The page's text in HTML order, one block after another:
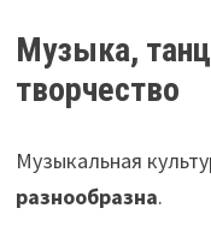
Музыка,
творчество
Музыкальная
разнообразна.